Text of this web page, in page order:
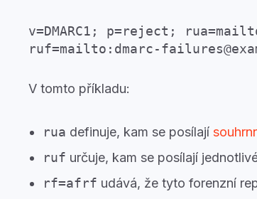
v=DMARC1; p=reject;
ruf=mailto:dmarc-
V tomto příkladu:
rua definuje, kam se posílají
ruf určuje, kam se posílají
rf=afrf udává, že tyto forenzní